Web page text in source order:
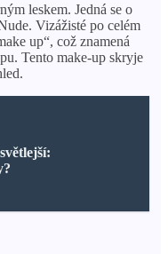
leskem. Jedná se o
Vizážisté po celém
up“, což znamená
Tento make-up skryje